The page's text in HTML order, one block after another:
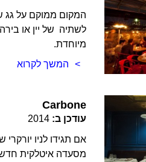
לשתיה של יין או
מיוחדת.
המשך לקרוא
Carbone
עודכן ב: 2014
מסעדה איטלקית חדשה (נפתחה במרץ 2013), טרנדית